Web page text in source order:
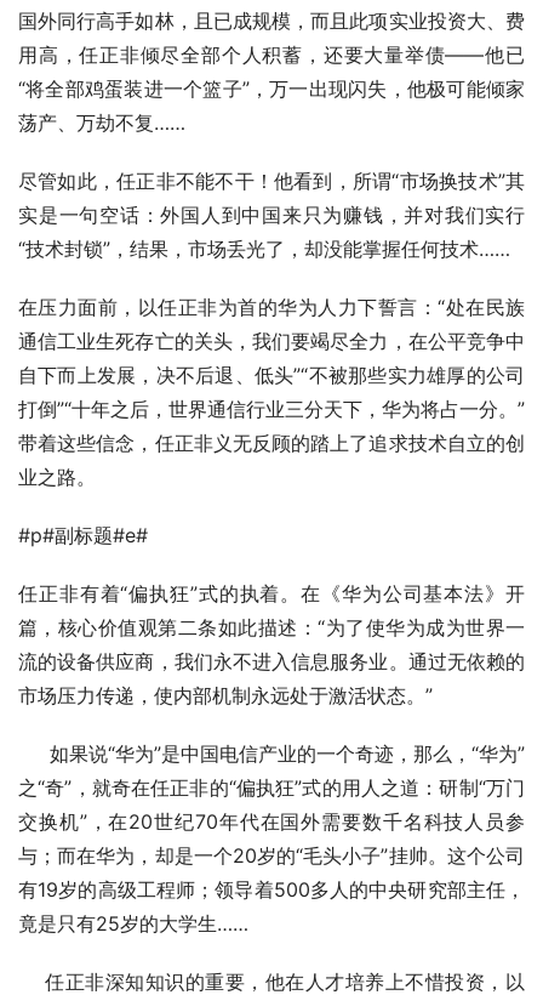
国外同行高手如林，且已成规模，而且此项实业投资大、费
用高，任正非倾尽全部个人积蓄，还要大量举债——他已
“将全部鸡蛋装进一个篮子”，万一出现闪失，他极可能倾家
荡产、万劫不复……
尽管如此，任正非不能不干！他看到，所谓“市场换技术”其
实是一句空话：外国人到中国来只为赚钱，并对我们实行
“技术封锁”，结果，市场丢光了，却没能掌握任何技术……
在压力面前，以任正非为首的华为人力下誓言：“处在民族
通信工业生死存亡的关头，我们要竭尽全力，在公平竞争中
自下而上发展，决不后退、低头”“不被那些实力雄厚的公司
打倒”“十年之后，世界通信行业三分天下，华为将占一分。”
带着这些信念，任正非义无反顾的踏上了追求技术自立的创
业之路。
#p#副标题#e#
任正非有着“偏执狂”式的执着。在《华为公司基本法》开
篇，核心价值观第二条如此描述：“为了使华为成为世界一
流的设备供应商，我们永不进入信息服务业。通过无依赖的
市场压力传递，使内部机制永远处于激活状态。”
如果说“华为”是中国电信产业的一个奇迹，那么，“华为”
之“奇”，就奇在任正非的“偏执狂”式的用人之道：研制“万门
交换机”，在20世纪70年代在国外需要数千名科技人员参
与；而在华为，却是一个20岁的“毛头小子”挂帅。这个公司
有19岁的高级工程师；领导着500多人的中央研究部主任，
竟是只有25岁的大学生……
任正非深知知识的重要，他在人才培养上不惜投资，以